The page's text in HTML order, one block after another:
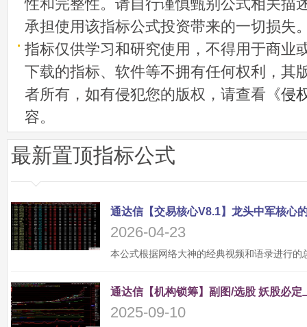
性和完整性。请自行谨慎甄别公式相关描
承担使用该指标公式投资带来的一切损失
指标仅供学习和研究使用，不得用于商业
下载的指标、软件等不拥有任何权利，其
者所有，如有侵犯您的版权，请查看《侵
容。
最新置顶指标公式
2026-04-23
2025-09-10